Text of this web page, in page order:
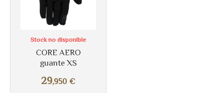
CORE AERO
guante XS
29,950 €
Stock no disponible
Más info